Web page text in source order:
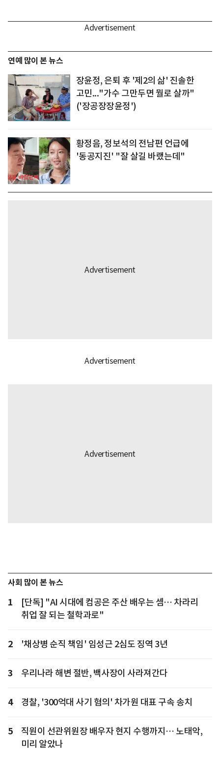
연예 많이 본 뉴스
장윤정, 은퇴 후 '제2의 삶' 진솔한
고민..."가수 그만두면 뭘로 살까"
('장공장장윤정')
황정음, 정보석의 전남편 언급에
'동공지진' "잘 살길 바랬는데"
사회 많이 본 뉴스
1
[단독] "AI 시대에 컴공은 주산 배우는 셈… 차라리
취업 잘 되는 철학과로"
2 '채상병 순직 책임' 임성근 2심도 징역 3년
3 우리나라 해변 절반, 백사장이 사라져간다
4 경찰, '300억대 사기 혐의' 차가원 대표 구속 송치
5
직원이 선관위원장 배우자 현지 수행까지… 노태악,
미리 알았나